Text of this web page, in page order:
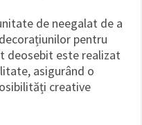
de neegalat de a
pentru
deosebit este realizat
asigurând o
creative